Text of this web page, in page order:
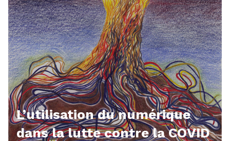
L’utilisation du numérique
dans la lutte contre la COVID